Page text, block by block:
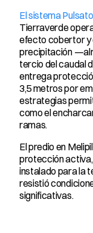
El sistema
Tierraverde
efecto cobertor y
precipitación
tercio del caudal
entrega
3,5 metros por
estrategias
como el
ramas.
El predio en
protección
instalado para la
resistió
significativas.